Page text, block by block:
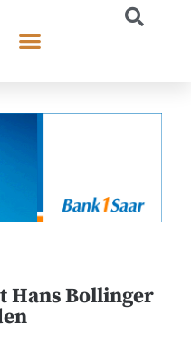
Hans Bollinger